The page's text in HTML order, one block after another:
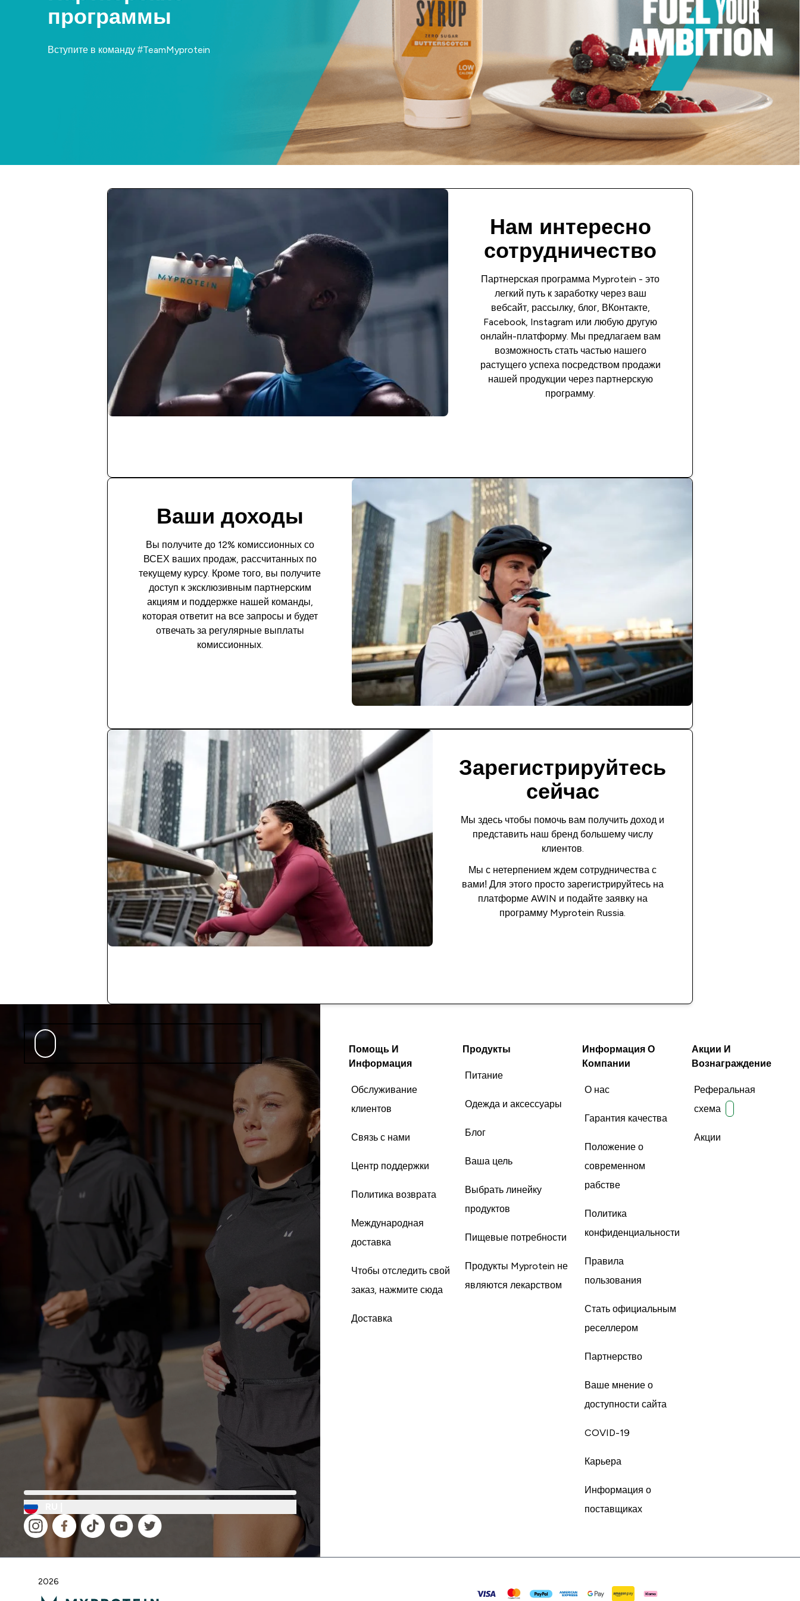
программы
Вступите в команду #TeamMyprotein
Нам интересно
сотрудничество
Партнерская программа Myprotein - это
легкий путь к заработку через ваш
вебсайт, рассылку, блог, ВКонтакте,
Facebook, Instagram или любую другую
онлайн-платформу. Мы предлагаем вам
возможность стать частью нашего
растущего успеха посредством продажи
нашей продукции через партнерскую
программу.
Ваши доходы
Вы получите до 12% комиссионных со
ВСЕХ ваших продаж, рассчитанных по
текущему курсу. Кроме того, вы получите
доступ к эксклюзивным партнерским
акциям и поддержке нашей команды,
которая ответит на все запросы и будет
отвечать за регулярные выплаты
комиссионных.
Зарегистрируйтесь
сейчас
Мы здесь чтобы помочь вам получить доход и
представить наш бренд большему числу
клиентов.
Мы с нетерпением ждем сотрудничества с
вами! Для этого просто зарегистрируйтесь на
платформе AWIN и подайте заявку на
программу Myprotein Russia.
Помощь И
Информация
Обслуживание
клиентов
Связь с нами
Центр поддержки
Политика возврата
Международная
доставка
Чтобы отследить свой
заказ, нажмите сюда
Доставка
Продукты
Питание
Одежда и аксессуары
Блог
Ваша цель
Выбрать линейку
продуктов
Пищевые потребности
Продукты Myprotein не
являются лекарством
Информация О
Компании
О нас
Гарантия качества
Положение о
современном
рабстве
Политика
конфиденциальности
Правила
пользования
Стать официальным
реселлером
Партнерство
Ваше мнение о
доступности сайта
COVID-19
Карьера
Информация о
поставщиках
Акции И
Вознаграждение
Реферальная
схема
Акции
2026